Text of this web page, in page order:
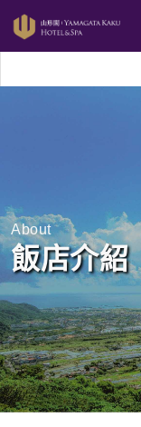
About
飯店介紹